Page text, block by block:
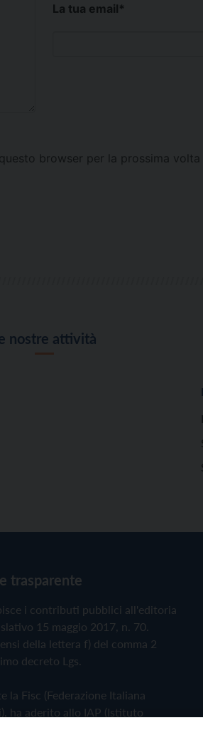
La tua email*
browser per la prossima volta
nostre attività
trasparente
i contributi pubblici all'editoria
15 maggio 2017, n. 70.
della lettera f) del comma 2
decreto Lgs.
la Fisc (Federazione Italiana
ha aderito allo IAP (Istituto